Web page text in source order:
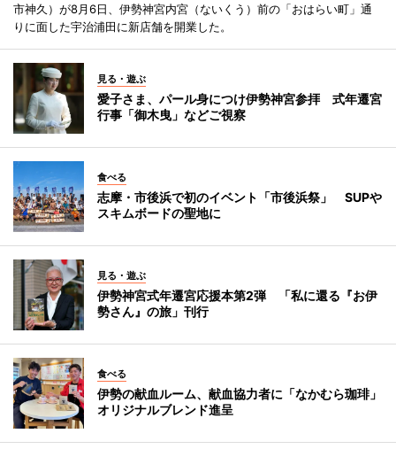
市神久）が8月6日、伊勢神宮内宮（ないくう）前の「おはらい町」通
りに面した宇治浦田に新店舗を開業した。
見る・遊ぶ
愛子さま、パール身につけ伊勢神宮参拝 式年遷宮
行事「御木曳」などご視察
食べる
志摩・市後浜で初のイベント「市後浜祭」 SUPや
スキムボードの聖地に
見る・遊ぶ
伊勢神宮式年遷宮応援本第2弾 「私に還る『お伊
勢さん』の旅」刊行
食べる
伊勢の献血ルーム、献血協力者に「なかむら珈琲」
オリジナルブレンド進呈